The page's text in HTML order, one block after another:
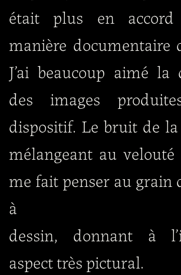
était plus en
manière documentaire
J’ai beaucoup aimé la
des images
dispositif. Le bruit de
mélangeant au velouté
me fait penser au grain
à
dessin, donnant à
aspect très pictural.